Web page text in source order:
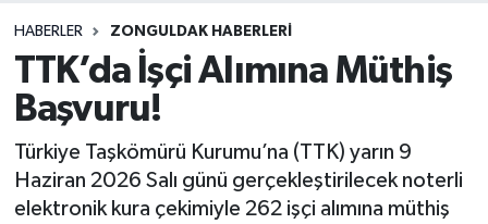
HABERLER ZONGULDAK HABERLERI
TTK’da İşçi Alımına Müthiş
Başvuru!
Türkiye Taşkömürü Kurumu’na (TTK) yarın 9
Haziran 2026 Salı günü gerçekleştirilecek noterli
elektronik kura çekimiyle 262 işçi alımına müthiş
DEVREK
EREĞLİ
GÖKÇEBEY